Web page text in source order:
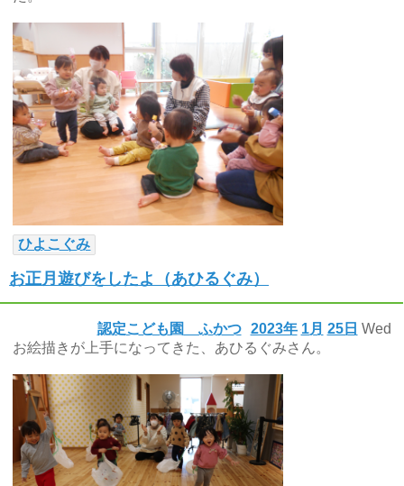
ひよこぐみ
お正月遊びをしたよ（あひるぐみ）
2023年 1月 25日 Wed
認定こども園 ふかつ
お絵描きが上手になってきた、あひるぐみさん。